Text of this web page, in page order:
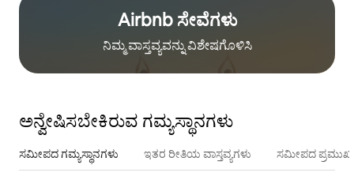
Airbnb ಸೇವೆಗಳು
ನಿಮ್ಮ ವಾಸ್ತವ್ಯವನ್ನು ವಿಶೇಷಗೊಳಿಸಿ
ಅನ್ವೇಷಿಸಬೇಕಿರುವ ಗಮ್ಯಸ್ಥಾನಗಳು
ಸಮೀಪದ ಗಮ್ಯಸ್ಥಾನಗಳು ಇತರ ರೀತಿಯ ವಾಸ್ತವ್ಯಗಳು ಸಮೀಪದ ಪ್ರಮುಖ